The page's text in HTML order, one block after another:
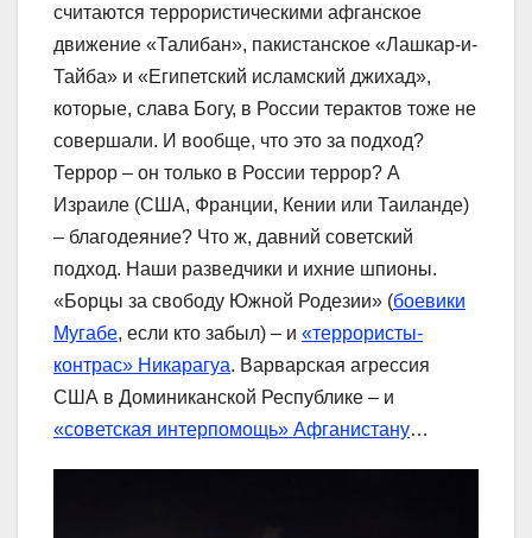
считаются террористическими афганское
движение «Талибан», пакистанское «Лашкар-и-
Тайба» и «Египетский исламский джихад»,
которые, слава Богу, в России терактов тоже не
совершали. И вообще, что это за подход?
Террор – он только в России террор? А
Израиле (США, Франции, Кении или Таиланде)
– благодеяние? Что ж, давний советский
подход. Наши разведчики и ихние шпионы.
«Борцы за свободу Южной Родезии» (боевики
Мугабе, если кто забыл) – и «террористы-
контрас» Никарагуа. Варварская агрессия
США в Доминиканской Республике – и
«советская интерпомощь» Афганистану…